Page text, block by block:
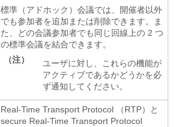
標準（アドホック）会議では、開催者以外
でも参加者を追加または削除できます。ま
た、どの会議参加者でも同じ回線上の 2 つ
の標準会議を結合できます。
（注）
ユーザに対し、これらの機能が
アクティブであるかどうかを必
ず通知してください。
Real-Time Transport Protocol （RTP）と
secure Real-Time Transport Protocol